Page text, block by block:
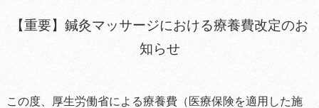
【重要】鍼灸マッサージにおける療養費改定のお
知らせ
この度、厚生労働省による療養費（医療保険を適用した施